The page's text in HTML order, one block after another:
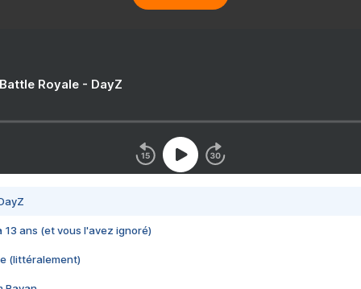
Royale - DayZ
13 ans (et vous l'avez ignoré)
(littéralement)